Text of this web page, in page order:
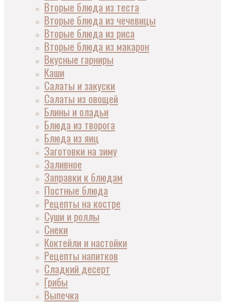
Вторые блюда из теста
Вторые блюда из чечевицы
Вторые блюда из риса
Вторые блюда из макарон
Вкусные гарниры
Каши
Салаты и закуски
Салаты из овощей
Блины и оладьи
Блюда из творога
Блюда из яиц
Заготовки на зиму
Заливное
Заправки к блюдам
Постные блюда
Рецепты на костре
Суши и роллы
Снеки
Коктейли и настойки
Рецепты напитков
Сладкий десерт
Грибы
Выпечка